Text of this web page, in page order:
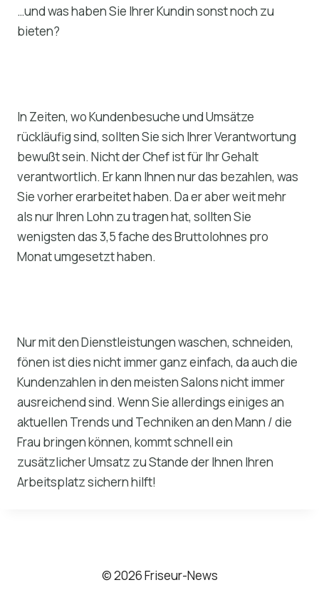
…und was haben Sie Ihrer Kundin sonst noch zu
bieten?
In Zeiten, wo Kundenbesuche und Umsätze
rückläufig sind, sollten Sie sich Ihrer Verantwortung
bewußt sein. Nicht der Chef ist für Ihr Gehalt
verantwortlich. Er kann Ihnen nur das bezahlen, was
Sie vorher erarbeitet haben. Da er aber weit mehr
als nur Ihren Lohn zu tragen hat, sollten Sie
wenigsten das 3,5 fache des Bruttolohnes pro
Monat umgesetzt haben.
Nur mit den Dienstleistungen waschen, schneiden,
fönen ist dies nicht immer ganz einfach, da auch die
Kundenzahlen in den meisten Salons nicht immer
ausreichend sind. Wenn Sie allerdings einiges an
aktuellen Trends und Techniken an den Mann / die
Frau bringen können, kommt schnell ein
zusätzlicher Umsatz zu Stande der Ihnen Ihren
Arbeitsplatz sichern hilft!
© 2026 Friseur-News